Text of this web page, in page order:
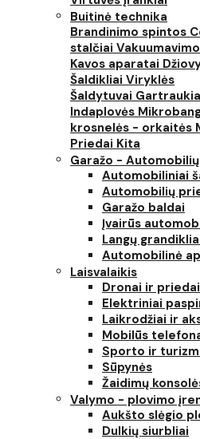
Buitinė technika
Brandinimo spintos
stalčiai
Kavos aparatai
Šaldikliai Viryklės
Šaldytuvai
Indaplovės
krosnelės - orkaitės
Priedai Kita
Garažo -
Automobiliniai
Automobilių
Garažo baldai
Įvairūs
Langų
Automobilinė
Laisvalaikis
Dronai ir priedai
Elektriniai
Laikrodžiai ir
Mobilūs
Sporto ir
Sūpynės
Žaidimų
Valymo - plovimo
Aukšto slėgio
Dulkių siurbliai